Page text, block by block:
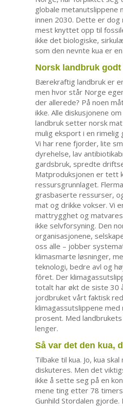
globale metanutslippene
innen 2030. Dette er dog
mest knyttet opp til
ikke det biologiske,
som den nevnte kua er
Norsk landbruk
Bærekraftig landbruk er
men hvor står Norge
der allerede? På noen
ikke. Alle diskusjonene
landbruk setter norsk
mulig eksport i en rimelig
Vi har rene fjorder, lite
dyrehelse, lav
gardsbruk, spredte
Matproduksjonen er tett
ressursgrunnlaget.
grasbaserte ressurser,
mat og drikke vokser. Vi
mattrygghet og
ikke selvforsyning. Den
organisasjonene,
oss alle – jobber
klimasmarte løsninger,
teknologi, bedre avl og
fôret. Der
totalt har økt de siste 30
jordbruket vårt faktisk
klimagassutslippene med
prosent. Med landbrukets
lenger.
Så var det den kua,
Tilbake til kua. Jo, kua skal
diskuteres. Men det
ikke å sette seg på en
mene ting etter 78
Gunhild Stordalen